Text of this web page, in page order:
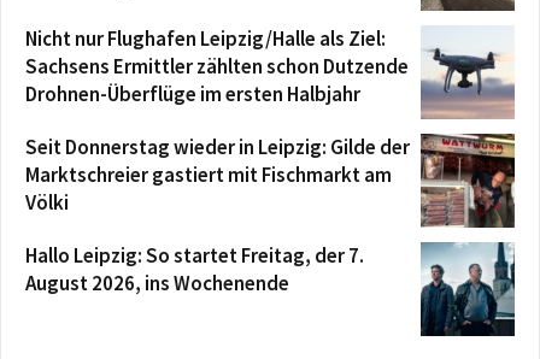
Nicht nur Flughafen Leipzig/Halle als Ziel:
Sachsens Ermittler zählten schon Dutzende
Drohnen-Überflüge im ersten Halbjahr
Seit Donnerstag wieder in Leipzig: Gilde der
Marktschreier gastiert mit Fischmarkt am
Völki
Hallo Leipzig: So startet Freitag, der 7.
August 2026, ins Wochenende